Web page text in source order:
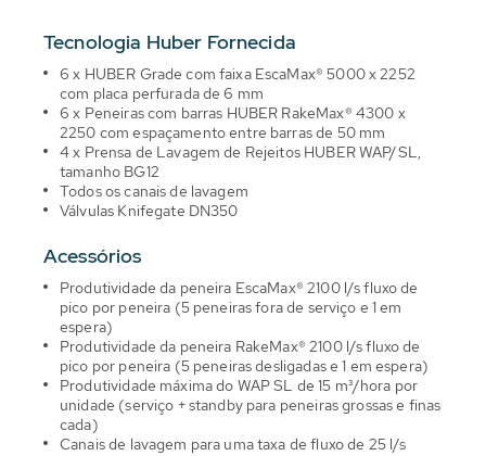
Tecnologia Huber Fornecida
6 x HUBER Grade com faixa EscaMax® 5000 x 2252
com placa perfurada de 6 mm
6 x Peneiras com barras HUBER RakeMax® 4300 x
2250 com espaçamento entre barras de 50 mm
4 x Prensa de Lavagem de Rejeitos HUBER WAP/SL,
tamanho BG12
Todos os canais de lavagem
Válvulas Knifegate DN350
Acessórios
Produtividade da peneira EscaMax® 2100 l/s fluxo de
pico por peneira (5 peneiras fora de serviço e 1 em
espera)
Produtividade da peneira RakeMax® 2100 l/s fluxo de
pico por peneira (5 peneiras desligadas e 1 em espera)
Produtividade máxima do WAP SL de 15 m³/hora por
unidade (serviço + standby para peneiras grossas e finas
cada)
Canais de lavagem para uma taxa de fluxo de 25 l/s